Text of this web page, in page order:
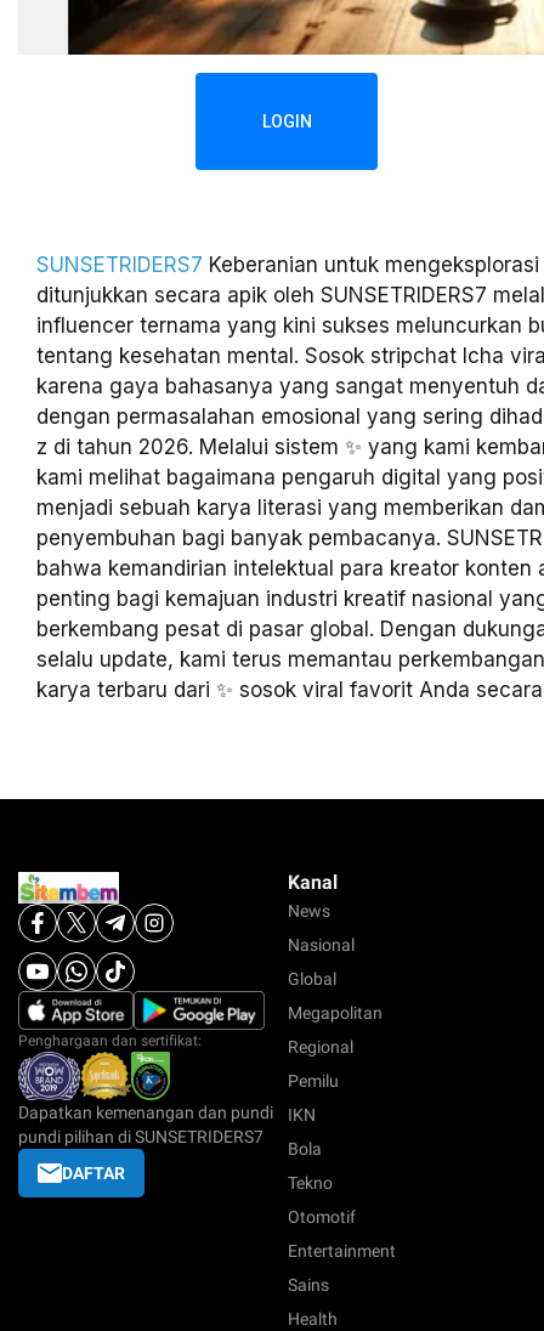
LOGIN
SUNSETRIDERS7 Keberanian untuk
ditunjukkan secara apik oleh SUNSETRIDERS7
influencer ternama yang kini sukses meluncurkan
tentang kesehatan mental. Sosok stripchat Icha
karena gaya bahasanya yang sangat menyentuh
dengan permasalahan emosional yang sering
z di tahun 2026. Melalui sistem ✨ yang kami
kami melihat bagaimana pengaruh digital yang
menjadi sebuah karya literasi yang memberikan
penyembuhan bagi banyak pembacanya.
bahwa kemandirian intelektual para kreator konten
penting bagi kemajuan industri kreatif nasional
berkembang pesat di pasar global. Dengan
selalu update, kami terus memantau
karya terbaru dari ✨ sosok viral favorit Anda
Penghargaan dan sertifikat:
Dapatkan kemenangan dan pundi
pundi pilihan di SUNSETRIDERS7
DAFTAR
Kanal
News
Nasional
Global
Megapolitan
Regional
Pemilu
IKN
Bola
Tekno
Otomotif
Entertainment
Sains
Health